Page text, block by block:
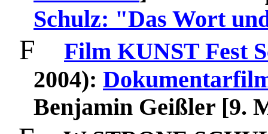
Schulz: "Das Wort
F
Film KUNST Fest
2004):
Benjamin Geißler [9.